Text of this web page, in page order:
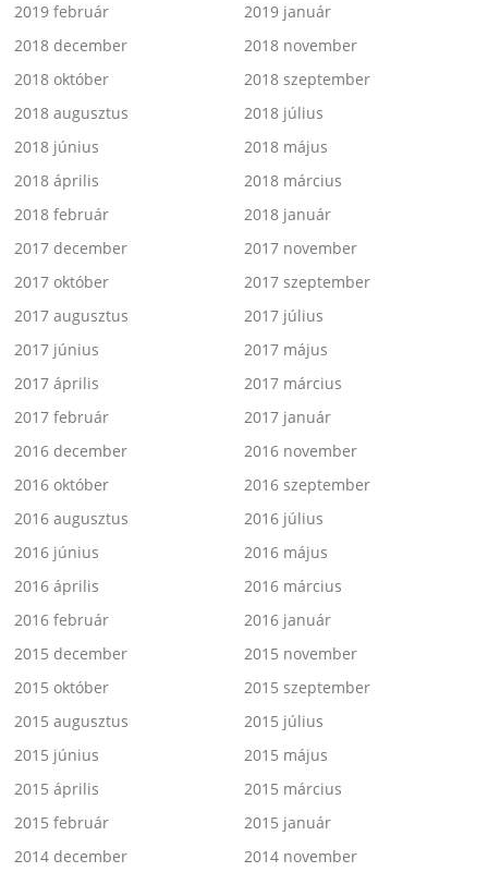
2019 február
2019 január
2018 december
2018 november
2018 október
2018 szeptember
2018 augusztus
2018 július
2018 június
2018 május
2018 április
2018 március
2018 február
2018 január
2017 december
2017 november
2017 október
2017 szeptember
2017 augusztus
2017 július
2017 június
2017 május
2017 április
2017 március
2017 február
2017 január
2016 december
2016 november
2016 október
2016 szeptember
2016 augusztus
2016 július
2016 június
2016 május
2016 április
2016 március
2016 február
2016 január
2015 december
2015 november
2015 október
2015 szeptember
2015 augusztus
2015 július
2015 június
2015 május
2015 április
2015 március
2015 február
2015 január
2014 december
2014 november